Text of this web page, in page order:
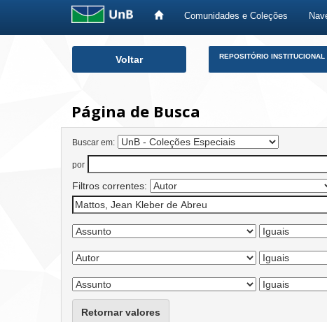
Comunidades e Coleções
Voltar REPOSITÓRIO INSTITUCIONAL
Página de Busca
Buscar em:
por
Filtros correntes:
Retornar valores